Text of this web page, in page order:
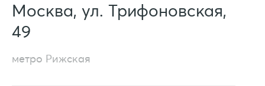
Москва, ул. Трифоновская,
49
метро Рижская